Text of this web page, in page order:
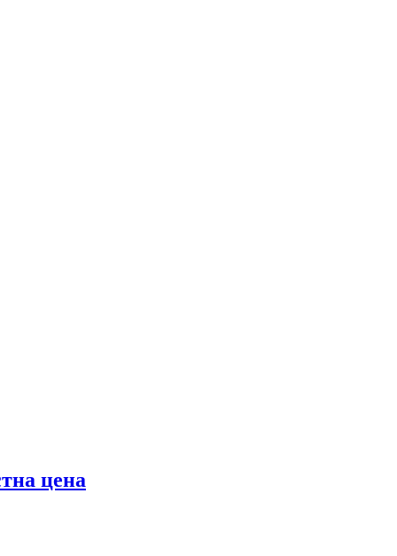
цена